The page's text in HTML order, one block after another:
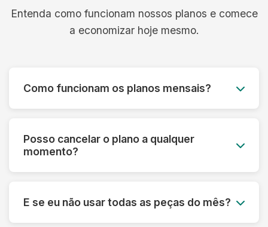
Entenda como funcionam nossos planos e comece
a economizar hoje mesmo.
Como funcionam os planos mensais?
entrega inclusos. É simples, previsível e muito
Posso cancelar o plano a qualquer
momento?
taxa de cancelamento. Sua satisfação é nossa
prioridade.
E se eu não usar todas as peças do mês?